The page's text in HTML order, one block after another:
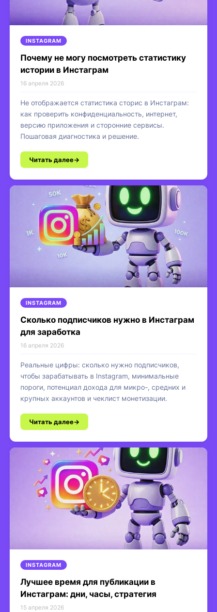
INSTAGRAM
Почему не могу посмотреть статистику
истории в Инстаграм
16 апреля 2026
Не отображается статистика сторис в Инстаграм:
как проверить конфиденциальность, интернет,
версию приложения и сторонние сервисы.
Пошаговая диагностика и решение.
Читать далее
INSTAGRAM
Сколько подписчиков нужно в Инстаграм
для заработка
16 апреля 2026
Реальные цифры: сколько нужно подписчиков,
чтобы зарабатывать в Instagram, минимальные
пороги, потенциал дохода для микро-, средних и
крупных аккаунтов и чеклист монетизации.
Читать далее
INSTAGRAM
Лучшее время для публикации в
Инстаграм: дни, часы, стратегия
15 апреля 2026